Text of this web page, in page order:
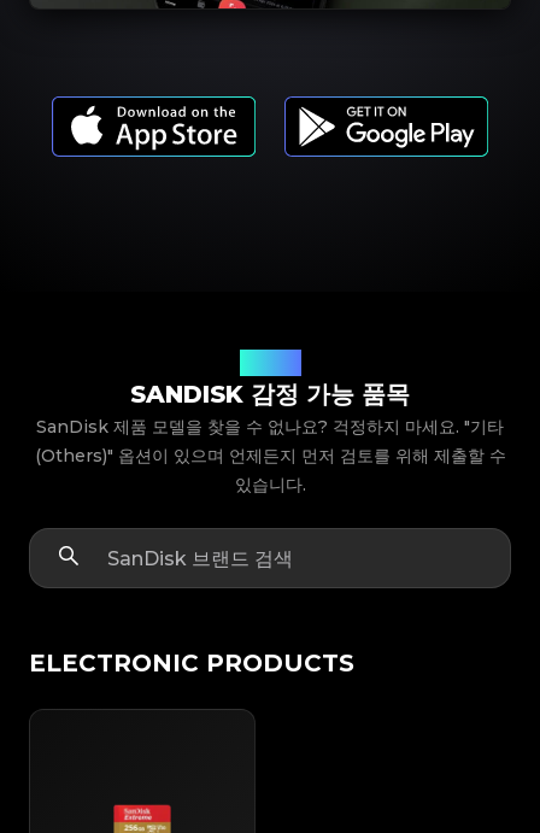
SANDISK 감정 가능 품목
SanDisk 제품 모델을 찾을 수 없나요? 걱정하지 마세요. "기타
(Others)" 옵션이 있으며 언제든지 먼저 검토를 위해 제출할 수
있습니다.
ELECTRONIC PRODUCTS